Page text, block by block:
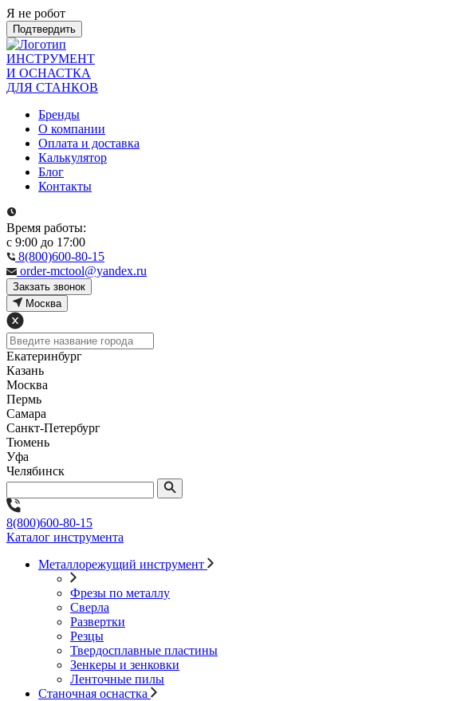
Я не робот
Подтвердить
ИНСТРУМЕНТ
И ОСНАСТКА
ДЛЯ СТАНКОВ
Бренды
О компании
Оплата и доставка
Калькулятор
Блог
Контакты
Время работы:
с 9:00 до 17:00
8(800)600-80-15
order-mctool@yandex.ru
Закзать звонок
Москва
Екатеринбург
Казань
Москва
Пермь
Самара
Санкт-Петербург
Тюмень
Уфа
Челябинск
8(800)600-80-15
Каталог инструмента
Металлорежущий инструмент
Фрезы по металлу
Сверла
Развертки
Резцы
Твердосплавные пластины
Зенкеры и зенковки
Ленточные пилы
Станочная оснастка